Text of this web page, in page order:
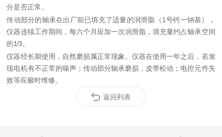
分是否正常。
传动部分的轴承在出厂前已填充了适量的润滑脂（1号钙一钠基），
仪器连续工作期间，每六个月应加一次润滑脂，填充量约占轴承空间
的1∕3。
仪器经长期使用，自然磨损属正常现象。仪器在使用一年之后，若发
现电机有不正常的噪声；传动部分轴承磨损，皮带松动；电控元件失
效等应极时维修。
返回列表